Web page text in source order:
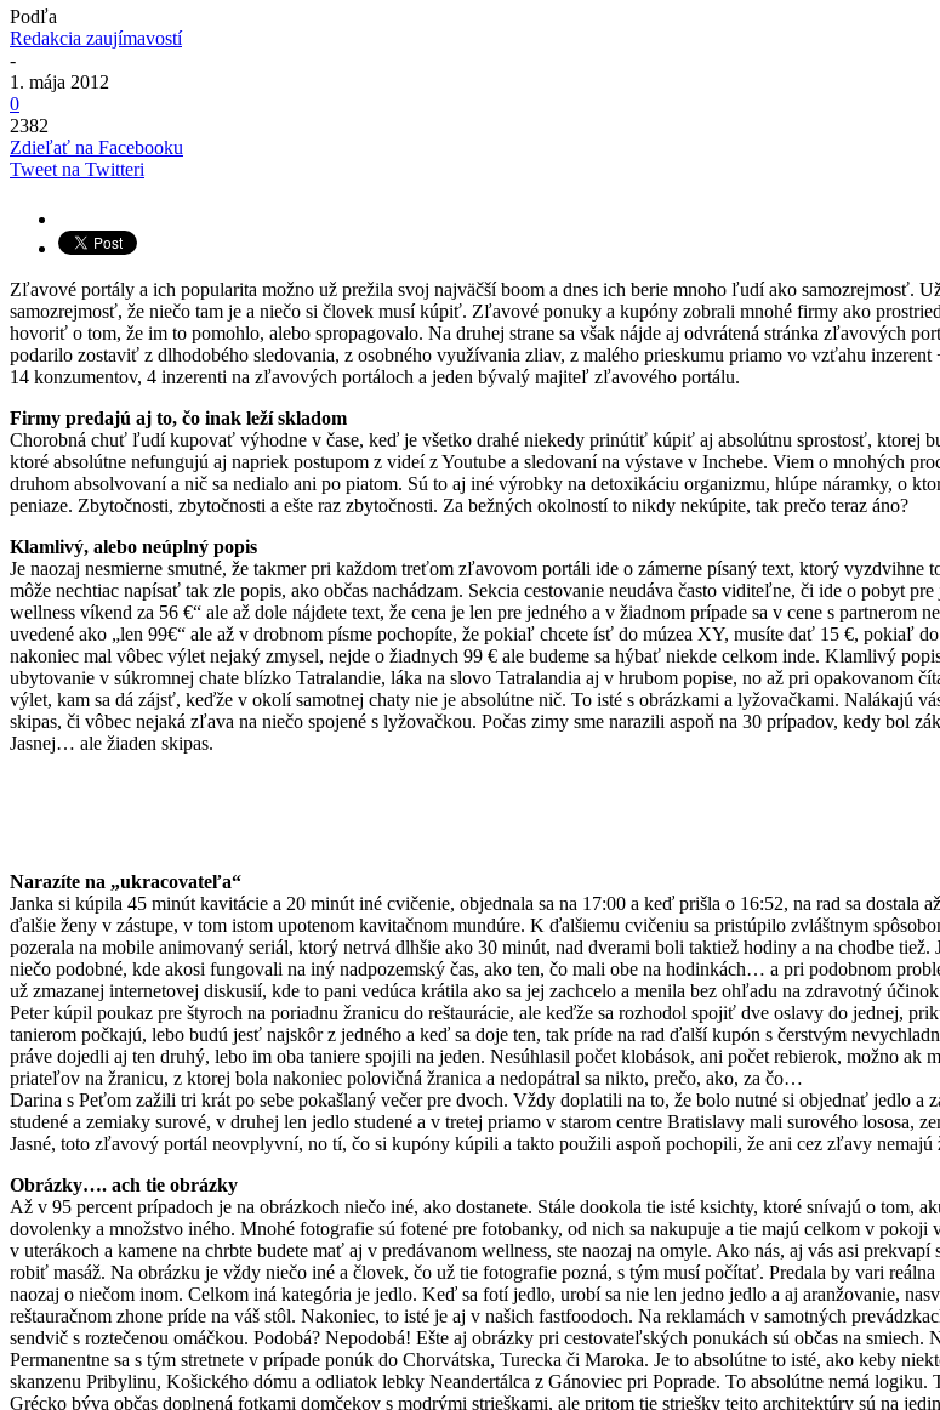
Podľa
Redakcia zaujímavostí
-
1. mája 2012
0
2382
Zdieľať na Facebooku
Tweet na Twitteri
Zľavové portály a ich popularita možno už prežila svoj najväčší boom a dnes ich berie mnoho ľudí ako samozrejmosť.
samozrejmosť, že niečo tam je a niečo si človek musí kúpiť. Zľavové ponuky a kupóny zobrali mnohé firmy ako
hovoriť o tom, že im to pomohlo, alebo spropagovalo. Na druhej strane sa však nájde aj odvrátená stránka zľavových
podarilo zostaviť z dlhodobého sledovania, z osobného využívania zliav, z malého prieskumu priamo vo vzťahu
14 konzumentov, 4 inzerenti na zľavových portáloch a jeden bývalý majiteľ zľavového portálu.
Firmy predajú aj to, čo inak leží skladom
Chorobná chuť ľudí kupovať výhodne v čase, keď je všetko drahé niekedy prinútiť kúpiť aj absolútnu sprostosť, ktorej
ktoré absolútne nefungujú aj napriek postupom z videí z Youtube a sledovaní na výstave v Inchebe. Viem o mnohých
druhom absolvovaní a nič sa nedialo ani po piatom. Sú to aj iné výrobky na detoxikáciu organizmu, hlúpe náramky, o
peniaze. Zbytočnosti, zbytočnosti a ešte raz zbytočnosti. Za bežných okolností to nikdy nekúpite, tak prečo teraz áno?
Klamlivý, alebo neúplný popis
Je naozaj nesmierne smutné, že takmer pri každom treťom zľavovom portáli ide o zámerne písaný text, ktorý
môže nechtiac napísať tak zle popis, ako občas nachádzam. Sekcia cestovanie neudáva často viditeľne, či ide o pobyt
wellness víkend za 56 €“ ale až dole nájdete text, že cena je len pre jedného a v žiadnom prípade sa v cene s
uvedené ako „len 99€“ ale až v drobnom písme pochopíte, že pokiaľ chcete ísť do múzea XY, musíte dať 15 €, pokiaľ
nakoniec mal vôbec výlet nejaký zmysel, nejde o žiadnych 99 € ale budeme sa hýbať niekde celkom inde. Klamlivý
ubytovanie v súkromnej chate blízko Tatralandie, láka na slovo Tatralandia aj v hrubom popise, no až pri opakovanom
výlet, kam sa dá zájsť, keďže v okolí samotnej chaty nie je absolútne nič. To isté s obrázkami a lyžovačkami. Nalákajú
skipas, či vôbec nejaká zľava na niečo spojené s lyžovačkou. Počas zimy sme narazili aspoň na 30 prípadov, kedy bol
Jasnej… ale žiaden skipas.
Narazíte na „ukracovateľa“
Janka si kúpila 45 minút kavitácie a 20 minút iné cvičenie, objednala sa na 17:00 a keď prišla o 16:52, na rad sa
ďalšie ženy v zástupe, v tom istom upotenom kavitačnom mundúre. K ďalšiemu cvičeniu sa pristúpilo zvláštnym
pozerala na mobile animovaný seriál, ktorý netrvá dlhšie ako 30 minút, nad dverami boli taktiež hodiny a na chodbe
niečo podobné, kde akosi fungovali na iný nadpozemský čas, ako ten, čo mali obe na hodinkách… a pri podobnom
už zmazanej internetovej diskusií, kde to pani vedúca krátila ako sa jej zachcelo a menila bez ohľadu na zdravotný
Peter kúpil poukaz pre štyroch na poriadnu žranicu do reštaurácie, ale keďže sa rozhodol spojiť dve oslavy do jednej,
tanierom počkajú, lebo budú jesť najskôr z jedného a keď sa doje ten, tak príde na rad ďalší kupón s čerstvým
práve dojedli aj ten druhý, lebo im oba taniere spojili na jeden. Nesúhlasil počet klobások, ani počet rebierok, možno ak
priateľov na žranicu, z ktorej bola nakoniec polovičná žranica a nedopátral sa nikto, prečo, ako, za čo…
Darina s Peťom zažili tri krát po sebe pokašlaný večer pre dvoch. Vždy doplatili na to, že bolo nutné si objednať jedlo
studené a zemiaky surové, v druhej len jedlo studené a v tretej priamo v starom centre Bratislavy mali surového lososa,
Jasné, toto zľavový portál neovplyvní, no tí, čo si kupóny kúpili a takto použili aspoň pochopili, že ani cez zľavy nemajú
Obrázky…. ach tie obrázky
Až v 95 percent prípadoch je na obrázkoch niečo iné, ako dostanete. Stále dookola tie isté ksichty, ktoré snívajú o tom,
dovolenky a množstvo iného. Mnohé fotografie sú fotené pre fotobanky, od nich sa nakupuje a tie majú celkom v
v uterákoch a kamene na chrbte budete mať aj v predávanom wellness, ste naozaj na omyle. Ako nás, aj vás asi
robiť masáž. Na obrázku je vždy niečo iné a človek, čo už tie fotografie pozná, s tým musí počítať. Predala by vari
naozaj o niečom inom. Celkom iná kategória je jedlo. Keď sa fotí jedlo, urobí sa nie len jedno jedlo a aj aranžovanie,
reštauračnom zhone príde na váš stôl. Nakoniec, to isté je aj v našich fastfoodoch. Na reklamách v samotných
sendvič s roztečenou omáčkou. Podobá? Nepodobá! Ešte aj obrázky pri cestovateľských ponukách sú občas na
Permanentne sa s tým stretnete v prípade ponúk do Chorvátska, Turecka či Maroka. Je to absolútne to isté, ako keby
skanzenu Pribylinu, Košického dómu a odliatok lebky Neandertálca z Gánoviec pri Poprade. To absolútne nemá
Grécko býva občas doplnená fotkami domčekov s modrými strieškami, ale pritom tie striešky tejto architektúry sú na